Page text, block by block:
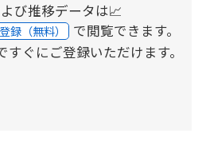
び推移データは📈
録（無料） で閲覧できます。
ぐにご登録いただけます。